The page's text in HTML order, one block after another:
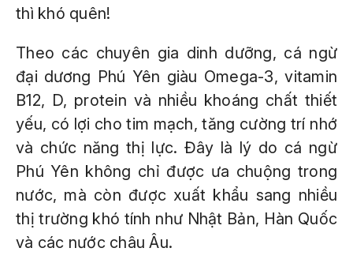
thì khó quên!
Theo các chuyên gia dinh dưỡng, cá ngừ
đại dương Phú Yên giàu Omega-3, vitamin
B12, D, protein và nhiều khoáng chất thiết
yếu, có lợi cho tim mạch, tăng cường trí nhớ
và chức năng thị lực. Đây là lý do cá ngừ
Phú Yên không chỉ được ưa chuộng trong
nước, mà còn được xuất khẩu sang nhiều
thị trường khó tính như Nhật Bản, Hàn Quốc
và các nước châu Âu.